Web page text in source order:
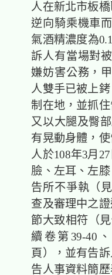
人在新北市板
逆向騎乘機車
氣酒精濃度為
訴人有當場對
嫌妨害公務，
人雙手已被上
制在地，並抓
又以大腿及臀
有晃動身體，
人於108年3月
臉、左耳、左
告所不爭執（
查及審理中之
節大致相符（
續卷第39-40
頁），並有告
告人事資料簡